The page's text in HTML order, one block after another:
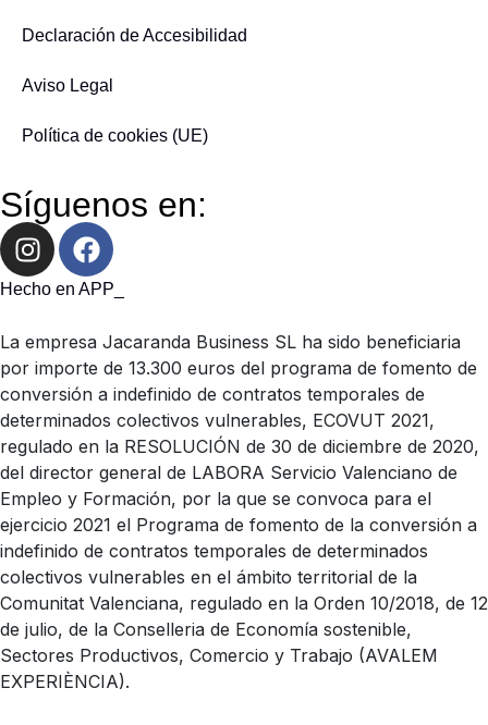
Declaración de Accesibilidad
Aviso Legal
Política de cookies (UE)
Síguenos en:
Hecho en APP_
La empresa Jacaranda Business SL ha sido beneficiaria
por importe de 13.300 euros del programa de fomento de
conversión a indefinido de contratos temporales de
determinados colectivos vulnerables, ECOVUT 2021,
regulado en la RESOLUCIÓN de 30 de diciembre de 2020,
del director general de LABORA Servicio Valenciano de
Empleo y Formación, por la que se convoca para el
ejercicio 2021 el Programa de fomento de la conversión a
indefinido de contratos temporales de determinados
colectivos vulnerables en el ámbito territorial de la
Comunitat Valenciana, regulado en la Orden 10/2018, de 12
de julio, de la Conselleria de Economía sostenible,
Sectores Productivos, Comercio y Trabajo (AVALEM
EXPERIÈNCIA).